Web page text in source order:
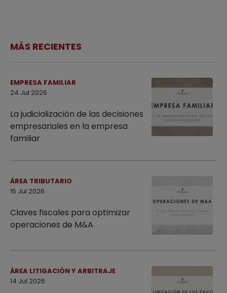
MÁS RECIENTES
EMPRESA FAMILIAR
24 Jul 2026
La judicialización de las decisiones
empresariales en la empresa
familiar
ÁREA TRIBUTARIO
15 Jul 2026
Claves fiscales para optimizar
operaciones de M&A
ÁREA LITIGACIÓN Y ARBITRAJE
14 Jul 2026